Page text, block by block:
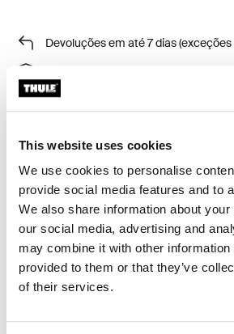
This website uses cookies
We use cookies to personalise
provide social media features and to
We also share information about
our social media, advertising and
may combine it with other information
provided to them or that they’ve
of their services.
Devoluções em até 7 dias
Encontrar na loja
Calcular frete e prazo
Thule Chasm cubo de equipamento
comprimível é uma bolsa durável e
para manter itens pequenos